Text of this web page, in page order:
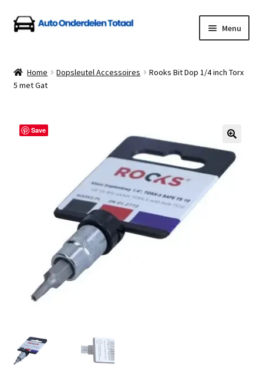
Ga
door
navigatie
Ga
naar
inhoud
Menu
Algemene Voorwaarden
Klantenservice
Linkpartners
My account
Over Ons
Overzicht
Home Dopsleutel Accessoires
Rooks Bit Dop 1/4 inch Torx
5 met Gat
Save